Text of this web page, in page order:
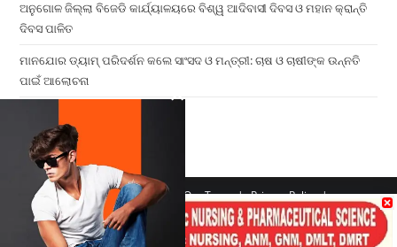
ଅନୁଗୋଳ ଜିଲ୍ଲା ବିଜେଡି କାର୍ଯ୍ୟାଳୟରେ ବିଶ୍ୱ ଆଦିବାସୀ ଦିବସ ଓ ମହାନ କ୍ରାନ୍ତି
ଦିବସ ପାଳିତ
ମାନଯୋର ଡ୍ୟାମ୍ ପରିଦର୍ଶନ କଲେ ସାଂସଦ ଓ ମନ୍ତ୍ରୀ: ଚାଷ ଓ ଚାଷୀଙ୍କ ଉନ୍ନତି
ପାଇଁ ଆଲୋଚନା
Home Contact us Our Team
Privacy Policy
Terms & Conditions
×